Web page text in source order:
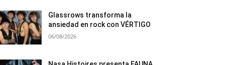
Glassrows transforma la
ansiedad en rock con VÉRTIGO
06/08/2026